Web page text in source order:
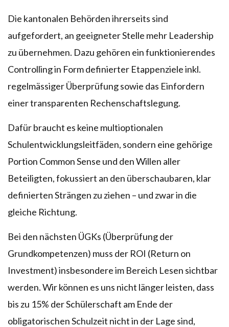
Die kantonalen Behörden ihrerseits sind
aufgefordert, an geeigneter Stelle mehr Leadership
zu übernehmen. Dazu gehören ein funktionierendes
Controlling in Form definierter Etappenziele inkl.
regelmässiger Überprüfung sowie das Einfordern
einer transparenten Rechenschaftslegung.
Dafür braucht es keine multioptionalen
Schulentwicklungsleitfäden, sondern eine gehörige
Portion Common Sense und den Willen aller
Beteiligten, fokussiert an den überschaubaren, klar
definierten Strängen zu ziehen – und zwar in die
gleiche Richtung.
Bei den nächsten ÜGKs (Überprüfung der
Grundkompetenzen) muss der ROI (Return on
Investment) insbesondere im Bereich Lesen sichtbar
werden. Wir können es uns nicht länger leisten, dass
bis zu 15% der Schülerschaft am Ende der
obligatorischen Schulzeit nicht in der Lage sind,